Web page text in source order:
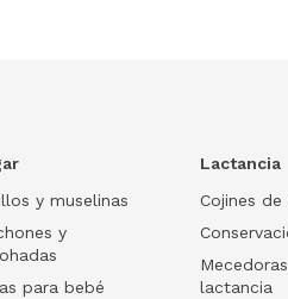
y muselinas
y
para bebé
Lactancia
Cojines
lactancia